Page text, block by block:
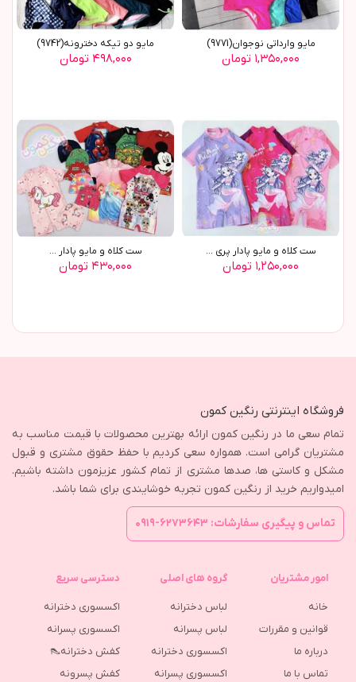
مایو وارداتی نوجوان(9771)
۱,۳۵۰,۰۰۰ تومان
مایو دو تیکه دخترونه(9742)
۴۹۸,۰۰۰ تومان
ست کلاه و مایو پادار پری ...
۱,۲۵۰,۰۰۰ تومان
ست کلاه و مايو پادار ...
۴۳۰,۰۰۰ تومان
فروشگاه اینترنتی رنگین کمون
تمام سعی ما در رنگین کمون ارائه بهترین محصولات با قیمت مناسب به
مشتریان گرامی است. همواره سعی کردیم با حفظ حقوق مشتری و قبول
مشکل و کاستی ها، صدها مشتری از تمام کشور عزیزمون داشته باشیم.
امیدواریم خرید از رنگین کمون تجربه خوشایندی برای شما باشد.
تماس و پیگیری سفارشات: ۶۲۷۳۶۴۳-۰۹۱۹
امور مشتریان
خانه
قوانین و مقررات
درباره ما
تماس با ما
گروه های اصلی
لباس دخترانه
لباس پسرانه
اکسسوری دخترانه
اکسسوری پسرانه
دسترسی سریع
اکسسوری دخترانه
اکسسوری پسرانه
کفش دخترانه👠
كفش پسرونه